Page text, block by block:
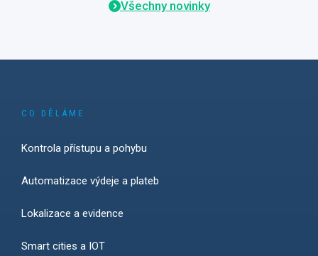
Všechny novinky
CO DĚLÁME
Kontrola přístupu a pohybu
Automatizace výdeje a plateb
Lokalizace a evidence
Smart cities a IOT